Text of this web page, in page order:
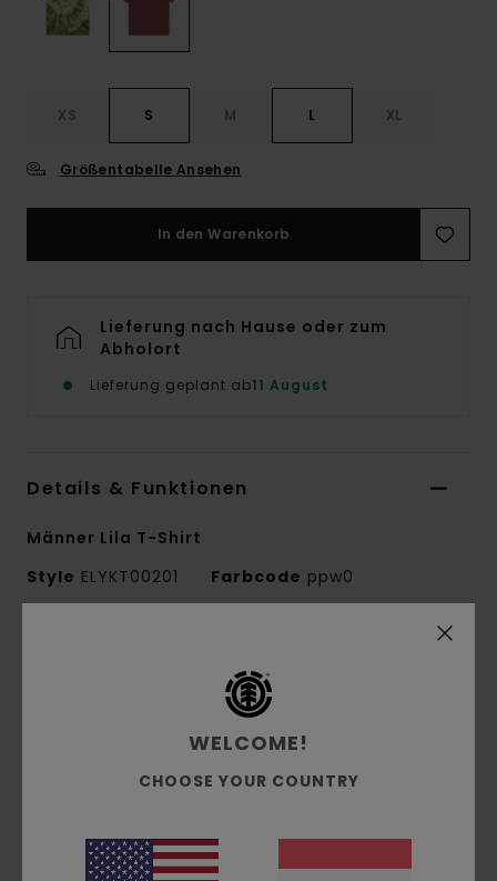
XS S M L XL
Größentabelle Ansehen
In den Warenkorb
Lieferung nach Hause oder zum
Abholort
Lieferung geplant ab11 August
Details & Funktionen
Männer Lila T-Shirt
Style ELYKT00201 Farbcode ppw0
Conscious by Nature:Bio-Baumwolle
Single Jersey [180 g/m2]
Passform:gemütlicher und freier Relaxed Fit
Stickerei auf der Brust
WELCOME!
CHOOSE YOUR COUNTRY